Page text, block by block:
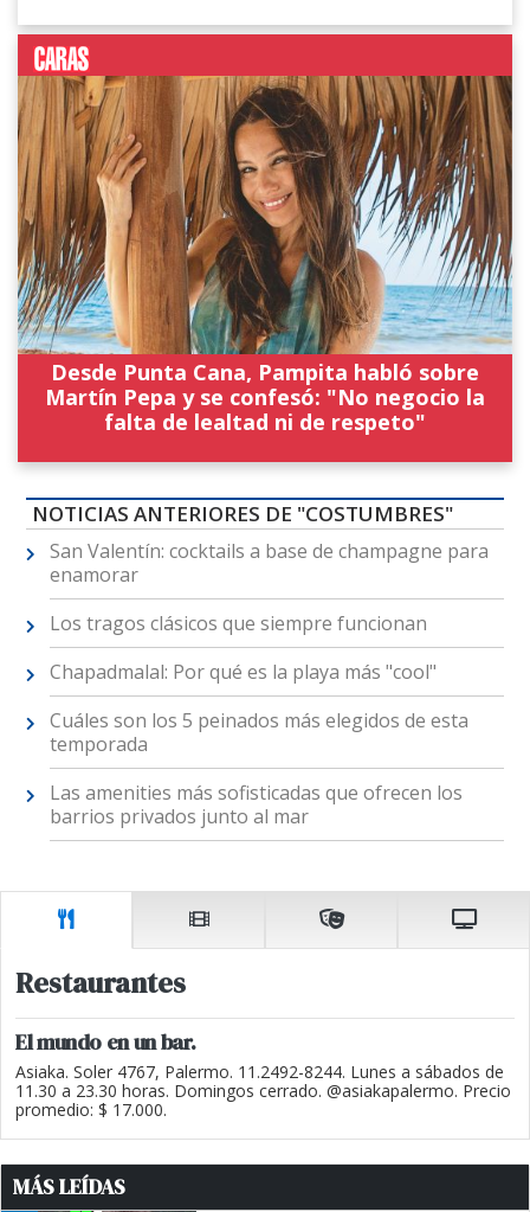
Desde Punta Cana, Pampita habló sobre
Martín Pepa y se confesó: "No negocio la
falta de lealtad ni de respeto"
NOTICIAS ANTERIORES DE "COSTUMBRES"
San Valentín: cocktails a base de champagne para
enamorar
Los tragos clásicos que siempre funcionan
Chapadmalal: Por qué es la playa más "cool"
Cuáles son los 5 peinados más elegidos de esta
temporada
Las amenities más sofisticadas que ofrecen los
barrios privados junto al mar
Restaurantes
El mundo en un bar.
Asiaka. Soler 4767, Palermo. 11.2492-8244. Lunes a sábados de
11.30 a 23.30 horas. Domingos cerrado. @asiakapalermo. Precio
promedio: $ 17.000.
MÁS LEÍDAS